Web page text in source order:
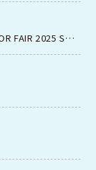
【ノーブルホームオーナー様限定！】 INTERIOR FAIR 2025 SUMMERのお知らせ